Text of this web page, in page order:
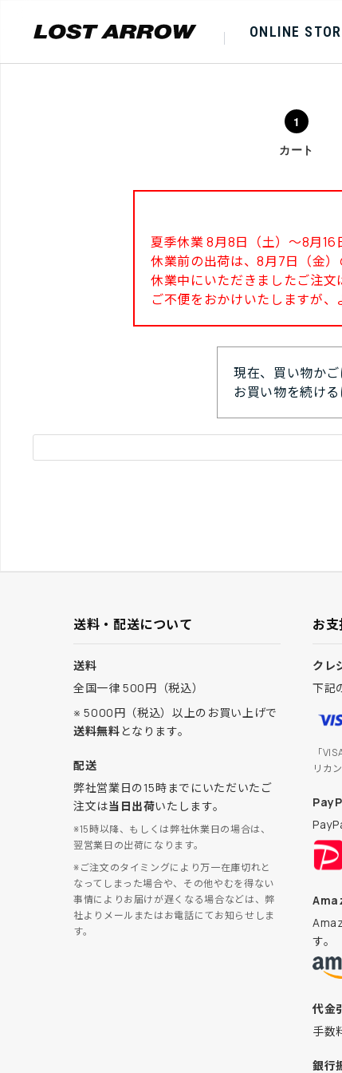
ONLINE
カート
夏季休業 8月8日（土）～8月16
休業前の出荷は、8月7日（金）
休業中にいただきましたご注文
ご不便をおかけいたしますが、
現在、買い物かご
お買い物を続け
送料・配送について
送料
全国一律 500円（税込）
※ 5000円（税込）以上のお買い上げで
送料無料となります。
配送
弊社営業日の15時までにいただいたご
注文は当日出荷いたします。
※15時以降、もしくは弊社休業日の場合は、
翌営業日の出荷になります。
※ご注文のタイミングにより万一在庫切れと
なってしまった場合や、その他やむを得ない
事情によりお届けが遅くなる場合などは、弊
社よりメールまたはお電話にてお知らせしま
す。
お
クレ
下記
「
リカ
す。
代金
手数
銀行